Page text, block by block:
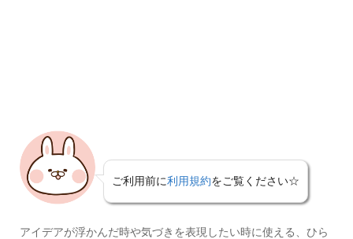
ご利用前に利用規約をご覧ください☆
アイデアが浮かんだ時や気づきを表現したい時に使える、ひら